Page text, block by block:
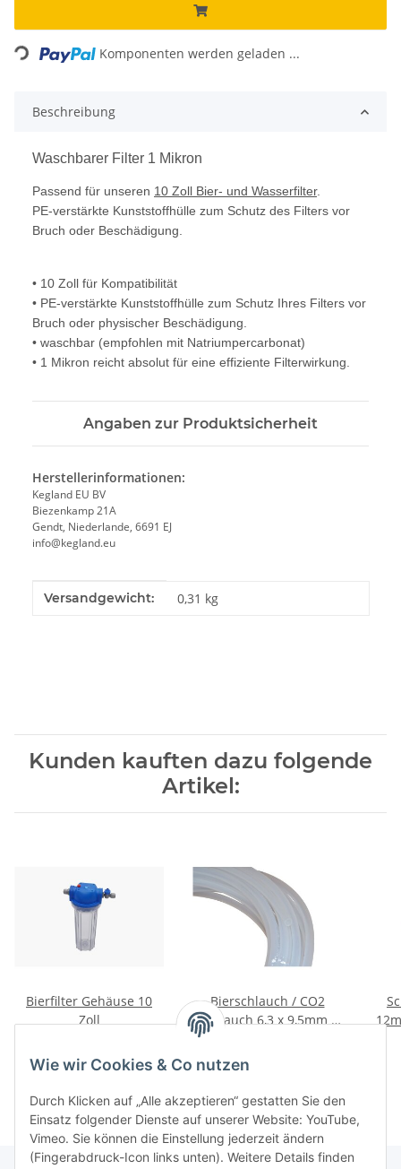
Wie wir Cookies & Co nutzen
Durch Klicken auf „Alle akzeptieren“ gestatten Sie den
Einsatz folgender Dienste auf unserer Website: YouTube,
Vimeo. Sie können die Einstellung jederzeit ändern
(Fingerabdruck-Icon links unten). Weitere Details finden
Komponenten werden geladen ...
Beschreibung
Waschbarer Filter 1 Mikron
Passend für unseren 10 Zoll Bier- und Wasserfilter.
PE-verstärkte Kunststoffhülle zum Schutz des Filters vor
Bruch oder Beschädigung.
• 10 Zoll für Kompatibilität
• PE-verstärkte Kunststoffhülle zum Schutz Ihres Filters vor
Bruch oder physischer Beschädigung.
• waschbar (empfohlen mit Natriumpercarbonat)
• 1 Mikron reicht absolut für eine effiziente Filterwirkung.
Angaben zur Produktsicherheit
Herstellerinformationen:
Kegland EU BV
Biezenkamp 21A
Gendt, Niederlande, 6691 EJ
info@kegland.eu
Produkteigenschaft
Wert
Versandgewicht: 0,31 kg
Kunden kauften dazu folgende
Artikel:
Bierfilter Gehäuse 10
Zoll
Bierschlauch / CO2
Schlauch 6,3 x 9,5mm -